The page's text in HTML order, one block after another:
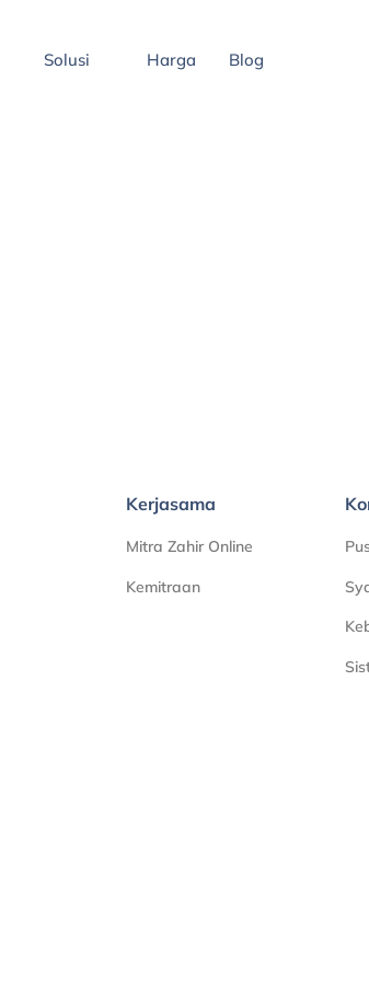
Solusi Harga Blog
Kerjasama
Mitra Zahir Online
Kemitraan